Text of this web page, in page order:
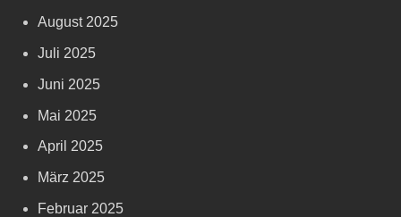
August 2025
Juli 2025
Juni 2025
Mai 2025
April 2025
März 2025
Februar 2025